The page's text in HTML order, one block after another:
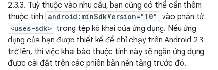
2.3.3. Tuỳ thuộc vào nhu cầu, bạn cũng có thể cần thêm
thuộc tính android:minSdkVersion="10" vào phần tử
<uses-sdk> trong tệp kê khai của ứng dụng. Nếu ứng
dụng của bạn được thiết kế để chỉ chạy trên Android 2.3
trở lên, thì việc khai báo thuộc tính này sẽ ngăn ứng dụng
được cài đặt trên các phiên bản nền tảng trước đó.